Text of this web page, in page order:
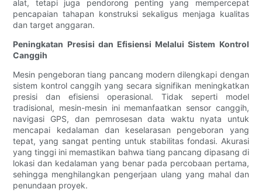
alat, tetapi juga pendorong penting yang mempercepat
pencapaian tahapan konstruksi sekaligus menjaga kualitas
dan target anggaran.
Peningkatan Presisi dan Efisiensi Melalui Sistem Kontrol
Canggih
Mesin pengeboran tiang pancang modern dilengkapi dengan
sistem kontrol canggih yang secara signifikan meningkatkan
presisi dan efisiensi operasional. Tidak seperti model
tradisional, mesin-mesin ini memanfaatkan sensor canggih,
navigasi GPS, dan pemrosesan data waktu nyata untuk
mencapai kedalaman dan keselarasan pengeboran yang
tepat, yang sangat penting untuk stabilitas fondasi. Akurasi
yang tinggi ini memastikan bahwa tiang pancang dipasang di
lokasi dan kedalaman yang benar pada percobaan pertama,
sehingga menghilangkan pengerjaan ulang yang mahal dan
penundaan proyek.